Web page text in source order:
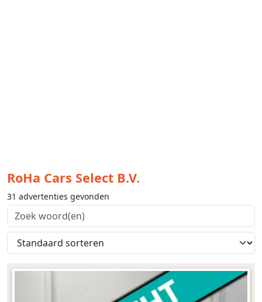
RoHa Cars Select B.V.
31 advertenties gevonden